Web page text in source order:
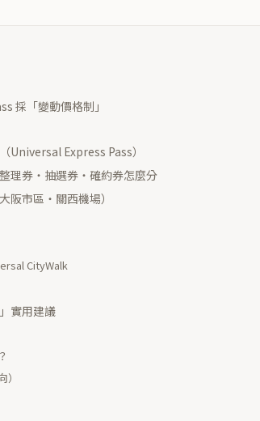
採「變動價格制」
Universal Express Pass）
理券・抽選券・確約券怎麼分
阪市區・關西機場）
CityWalk
實用建議